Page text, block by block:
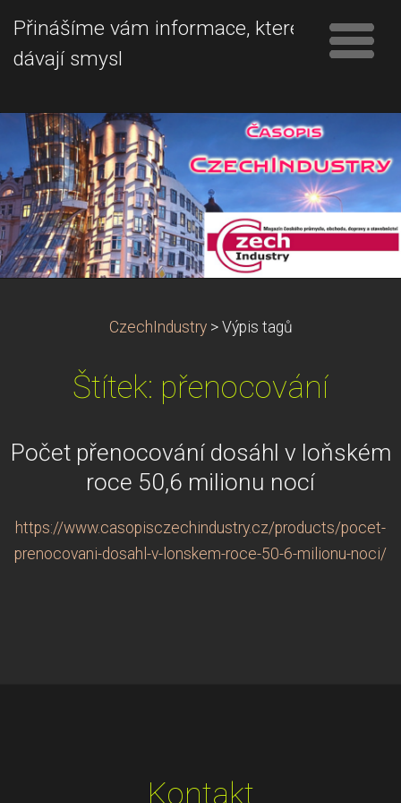
Přinášíme vám informace, které
dávají smysl
CzechIndustry > Výpis tagů
Štítek: přenocování
Počet přenocování dosáhl v loňském
roce 50,6 milionu nocí
https://www.casopisczechindustry.cz/products/pocet-
prenocovani-dosahl-v-lonskem-roce-50-6-milionu-noci/
Kontakt